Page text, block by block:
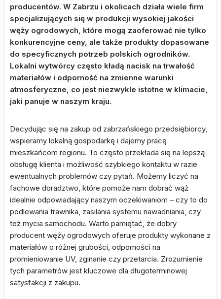
producentów. W Zabrzu i okolicach działa wiele firm
specjalizujących się w produkcji wysokiej jakości
węży ogrodowych, które mogą zaoferować nie tylko
konkurencyjne ceny, ale także produkty dopasowane
do specyficznych potrzeb polskich ogrodników.
Lokalni wytwórcy często kładą nacisk na trwałość
materiałów i odporność na zmienne warunki
atmosferyczne, co jest niezwykle istotne w klimacie,
jaki panuje w naszym kraju.
Decydując się na zakup od zabrzańskiego przedsiębiorcy,
wspieramy lokalną gospodarkę i dajemy pracę
mieszkańcom regionu. To często przekłada się na lepszą
obsługę klienta i możliwość szybkiego kontaktu w razie
ewentualnych problemów czy pytań. Możemy liczyć na
fachowe doradztwo, które pomoże nam dobrać wąż
idealnie odpowiadający naszym oczekiwaniom – czy to do
podlewania trawnika, zasilania systemu nawadniania, czy
też mycia samochodu. Warto pamiętać, że dobry
producent węży ogrodowych oferuje produkty wykonane z
materiałów o różnej grubości, odporności na
promieniowanie UV, zginanie czy przetarcia. Zrozumienie
tych parametrów jest kluczowe dla długoterminowej
satysfakcji z zakupu.